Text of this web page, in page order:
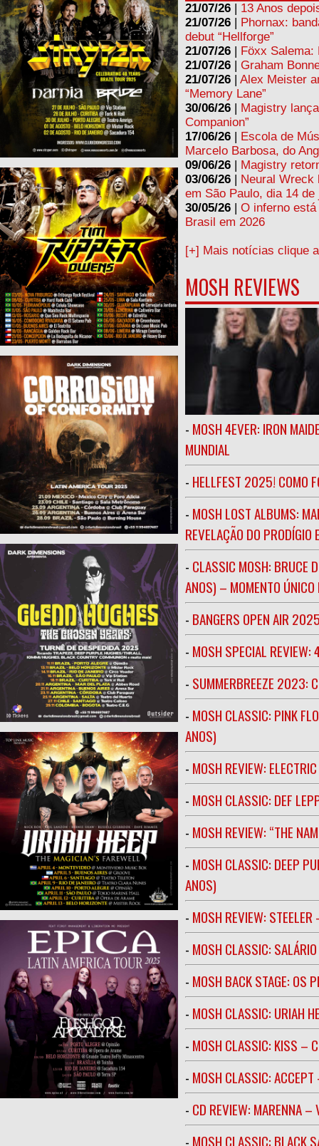
21/07/26
13 Anos
21/07/26
Phornax:
debut “Hellforge”
21/07/26
Föxx Salema:
21/07/26
Graham
21/07/26
Alex Meister
“Memory Lane”
30/06/26
Magistry
Companion”
17/06/26
Escola de
Marcelo Barbosa, do
09/06/26
Magistry
03/06/26
Neural Wreck
em São Paulo, dia 14 de
30/05/26
O inferno
Brasil em 2026
[+] Mais notícias clique
MOSH REVIEWS
- MOSH 4EVER: IRON
MUNDIAL
- HELLFEST 2025! COMO
- MOSH LOST ALBUMS:
REVELAÇÃO DO
- CLASSIC MOSH: BRUCE
ANOS) – MOMENTO ÚNICO
- BANGERS OPEN AIR
- MOSH SPECIAL REVIEW:
- SUMMERBREEZE 2023:
- MOSH CLASSIC: PINK
ANOS)
- MOSH REVIEW:
- MOSH CLASSIC: DEF
- MOSH REVIEW: “THE
- MOSH CLASSIC: DEEP
ANOS)
- MOSH REVIEW: STEELER
- MOSH CLASSIC:
- MOSH BACK STAGE: OS
- MOSH CLASSIC: URIAH
- MOSH CLASSIC: KISS –
- MOSH CLASSIC:
- CD REVIEW: MARENNA –
- MOSH CLASSIC: BLACK